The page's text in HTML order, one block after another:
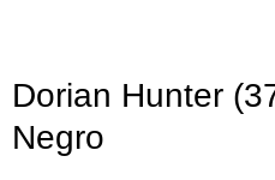
Dorian Hunter
Negro